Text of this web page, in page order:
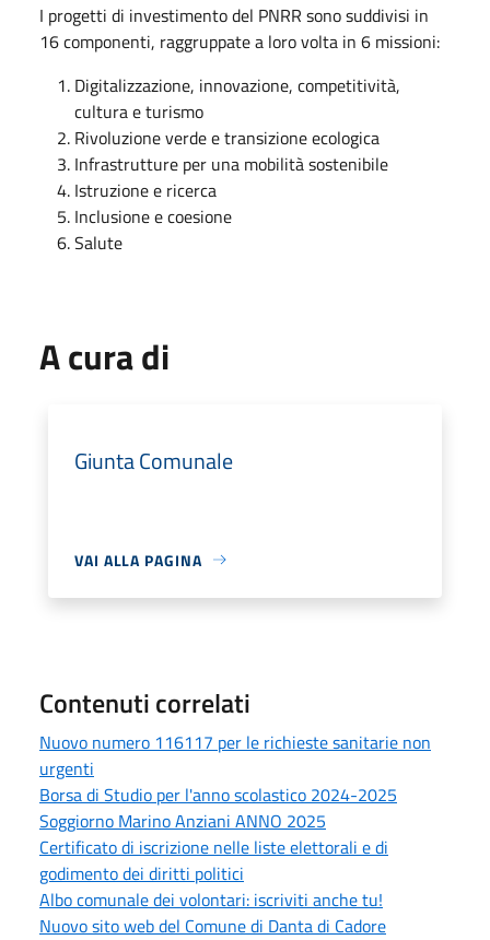
I progetti di investimento del PNRR sono suddivisi in
16 componenti, raggruppate a loro volta in 6 missioni:
Digitalizzazione, innovazione, competitività,
cultura e turismo
Rivoluzione verde e transizione ecologica
Infrastrutture per una mobilità sostenibile
Istruzione e ricerca
Inclusione e coesione
Salute
A cura di
Giunta Comunale
VAI ALLA PAGINA
Contenuti correlati
Nuovo numero 116117 per le richieste sanitarie non
urgenti
Borsa di Studio per l'anno scolastico 2024-2025
Soggiorno Marino Anziani ANNO 2025
Certificato di iscrizione nelle liste elettorali e di
godimento dei diritti politici
Albo comunale dei volontari: iscriviti anche tu!
Nuovo sito web del Comune di Danta di Cadore